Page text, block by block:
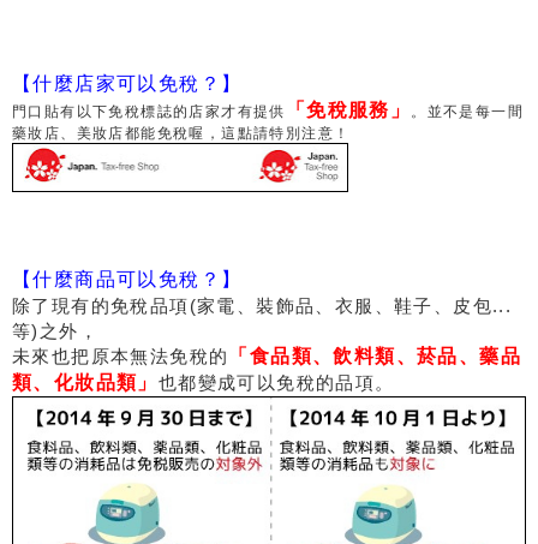
【什麼店家可以免稅？】
門口貼有以下免稅標誌的店家才有提供 「免稅服務」
。並不是每一間
藥妝店、美妝店都能免稅喔，這點請特別注意！
【什麼商品可以免稅？】
除了現有的免稅品項(家電、裝飾品、衣服、鞋子、皮包...
等)之外，
未來也把原本無法免稅的
「食品類、飲料類、菸品、藥品
類、化妝品類」 也都變成可以免稅的品項。